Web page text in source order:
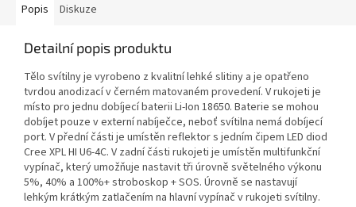
Popis Diskuze
Detailní popis produktu
Tělo svítilny je vyrobeno z kvalitní lehké slitiny a je opatřeno
tvrdou anodizací v černém matovaném provedení. V rukojeti je
místo pro jednu dobíjecí baterii Li-Ion 18650. Baterie se mohou
dobíjet pouze v externí nabíječce, neboť svítilna nemá dobíjecí
port. V přední části je umístěn reflektor s jedním čipem LED diod
Cree XPL HI U6-4C. V zadní části rukojeti je umístěn multifunkční
vypínač, který umožňuje nastavit tři úrovně světelného výkonu
5%, 40% a 100%+ stroboskop + SOS. Úrovně se nastavují
lehkým krátkým zatlačením na hlavní vypínač v rukojeti svítilny.